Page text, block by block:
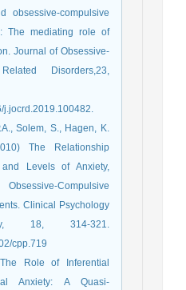
obsessive-compulsive
The mediating role of
Journal of Obsessive-
Disorders,23,
j.jocrd.2019.100482.
Solem, S., Hagen, K.
The Relationship
Levels of Anxiety,
Compulsive
Clinical Psychology
18, 314-321.
cpp.719
Role of Inferential
Anxiety: A Quasi-